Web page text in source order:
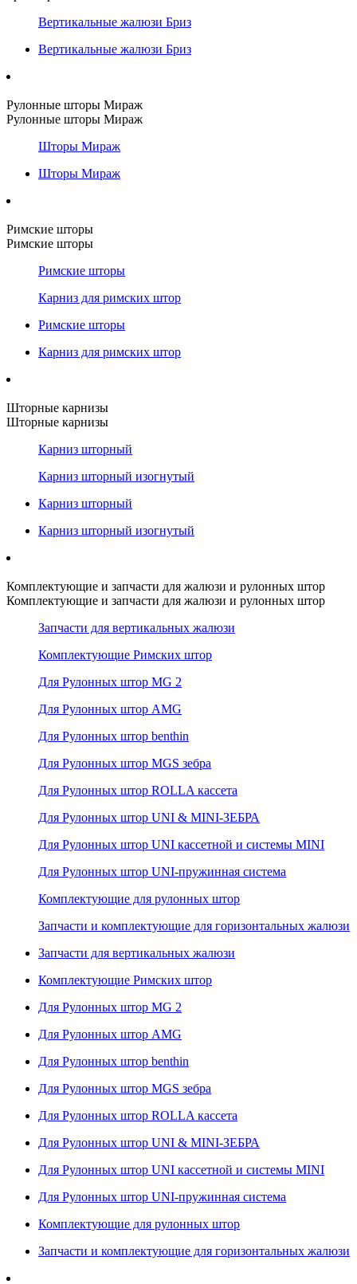
Вертикальные жалюзи Бриз
Вертикальные жалюзи Бриз
Рулонные шторы Мираж
Рулонные шторы Мираж
Шторы Мираж
Шторы Мираж
Римские шторы
Римские шторы
Римские шторы
Карниз для римских штор
Римские шторы
Карниз для римских штор
Шторные карнизы
Шторные карнизы
Карниз шторный
Карниз шторный изогнутый
Карниз шторный
Карниз шторный изогнутый
Комплектующие и запчасти для жалюзи и рулонных штор
Комплектующие и запчасти для жалюзи и рулонных штор
Запчасти для вертикальных жалюзи
Комплектующие Римских штор
Для Рулонных штор MG 2
Для Рулонных штор AMG
Для Рулонных штор benthin
Для Рулонных штор MGS зебра
Для Рулонных штор ROLLA кассета
Для Рулонных штор UNI & MINI-ЗЕБРА
Для Рулонных штор UNI кассетной и системы MINI
Для Рулонных штор UNI-пружинная система
Комплектующие для рулонных штор
Запчасти и комплектующие для горизонтальных жалюзи
Запчасти для вертикальных жалюзи
Комплектующие Римских штор
Для Рулонных штор MG 2
Для Рулонных штор AMG
Для Рулонных штор benthin
Для Рулонных штор MGS зебра
Для Рулонных штор ROLLA кассета
Для Рулонных штор UNI & MINI-ЗЕБРА
Для Рулонных штор UNI кассетной и системы MINI
Для Рулонных штор UNI-пружинная система
Комплектующие для рулонных штор
Запчасти и комплектующие для горизонтальных жалюзи